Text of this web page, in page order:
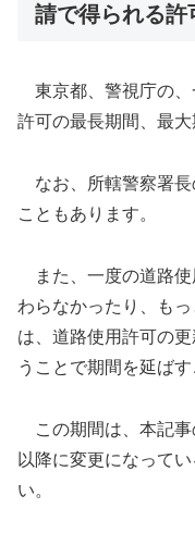
請で得られる許
東京都、警視庁の、
許可の最長期間、最大
なお、所轄警察署長
こともあります。
また、一度の道路使
わらなかったり、も
は、道路使用許可の
うことで期間を延ばす
この期間は、本記事
以降に変更になって
い。